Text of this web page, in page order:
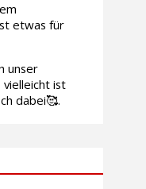
etwas für
unser
ist
dabei🥰.